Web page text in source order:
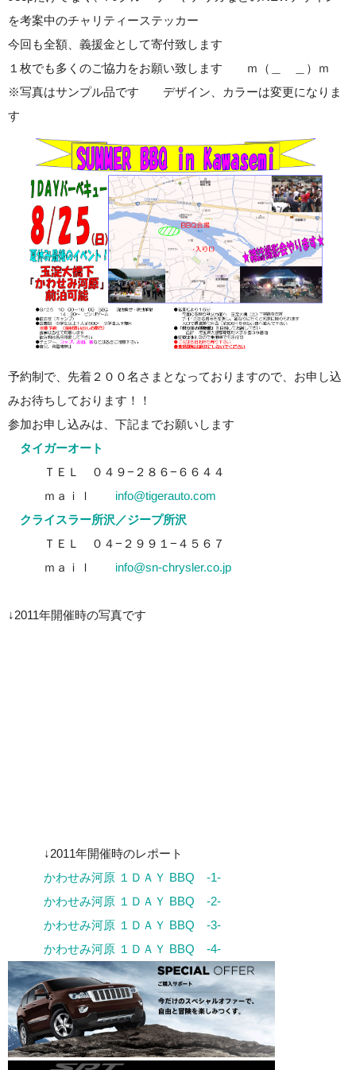
を考案中のチャリティーステッカー
今回も全額、義援金として寄付致します
１枚でも多くのご協力をお願い致します ｍ（＿ ＿）ｍ
※写真はサンプル品です デザイン、カラーは変更になりま
す
予約制で、先着２００名さまとなっておりますので、お申し込
みお待ちしております！！
参加お申し込みは、下記までお願いします
タイガーオート
ＴＥＬ ０４９−２８６−６６４４
ｍａｉｌ info@tigerauto.com
クライスラー所沢／ジープ所沢
ＴＥＬ ０４−２９９１−４５６７
ｍａｉｌ info@sn-chrysler.co.jp
↓2011年開催時の写真です
↓2011年開催時のレポート
かわせみ河原 １ＤＡＹ BBQ -1-
かわせみ河原 １ＤＡＹ BBQ -2-
かわせみ河原 １ＤＡＹ BBQ -3-
かわせみ河原 １ＤＡＹ BBQ -4-